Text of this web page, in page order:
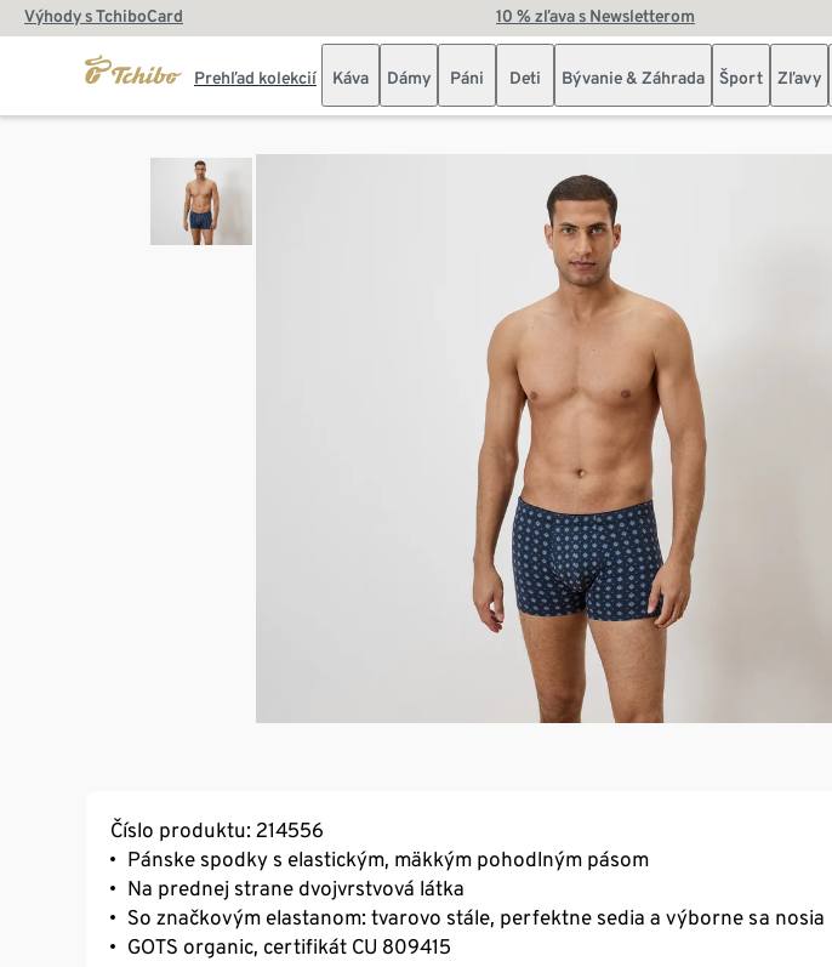
Výhody s TchiboCard 10 % zľava s Newsletterom
Prehľad kolekcií Káva Dámy Páni Deti Bývanie & Záhrada Šport Zľavy
Číslo produktu: 214556
Pánske spodky s elastickým, mäkkým pohodlným pásom
Na prednej strane dvojvrstvová látka
So značkovým elastanom: tvarovo stále, perfektne sedia a výborne sa nosia
GOTS organic, certifikát CU 809415